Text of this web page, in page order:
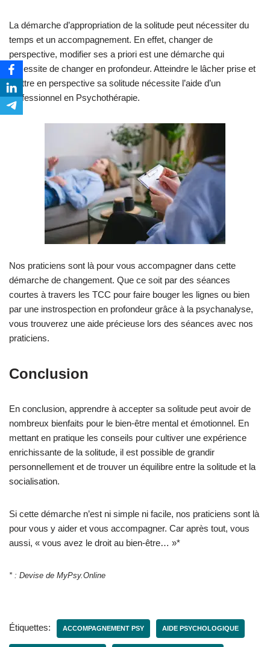
La démarche d’appropriation de la solitude peut nécessiter du
temps et un accompagnement. En effet, changer de
perspective, modifier ses a priori est une démarche qui
nécessite de changer en profondeur. Atteindre le lâcher prise et
mettre en perspective sa solitude nécessite l’aide d’un
professionnel en Psychothérapie.
Nos praticiens sont là pour vous accompagner dans cette
démarche de changement. Que ce soit par des séances
courtes à travers les TCC pour faire bouger les lignes ou bien
par une instrospection en profondeur grâce à la psychanalyse,
vous trouverez une aide précieuse lors des séances avec nos
praticiens.
Conclusion
En conclusion, apprendre à accepter sa solitude peut avoir de
nombreux bienfaits pour le bien-être mental et émotionnel. En
mettant en pratique les conseils pour cultiver une expérience
enrichissante de la solitude, il est possible de grandir
personnellement et de trouver un équilibre entre la solitude et la
socialisation.
Si cette démarche n’est ni simple ni facile, nos praticiens sont là
pour vous y aider et vous accompagner. Car après tout, vous
aussi, « vous avez le droit au bien-être… »*
* : Devise de MyPsy.Online
Étiquettes: ACCOMPAGNEMENT PSY AIDE PSYCHOLOGIQUE